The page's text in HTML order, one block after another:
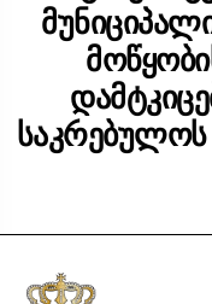
საკრებულოს